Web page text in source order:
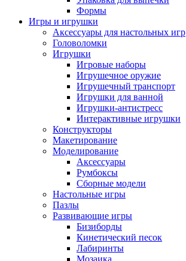
Формы
Игры и игрушки
Аксессуары для настольных игр
Головоломки
Игрушки
Игровые наборы
Игрушечное оружие
Игрушечный транспорт
Игрушки для ванной
Игрушки-антистресс
Интерактивные игрушки
Конструкторы
Макетирование
Моделирование
Аксессуары
Румбоксы
Сборные модели
Настольные игры
Пазлы
Развивающие игры
Бизиборды
Кинетический песок
Лабиринты
Мозаика